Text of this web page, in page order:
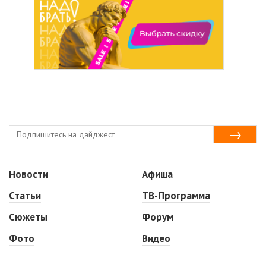
Новости
Статьи
Сюжеты
Фото
Афиша
ТВ-Программа
Форум
Видео